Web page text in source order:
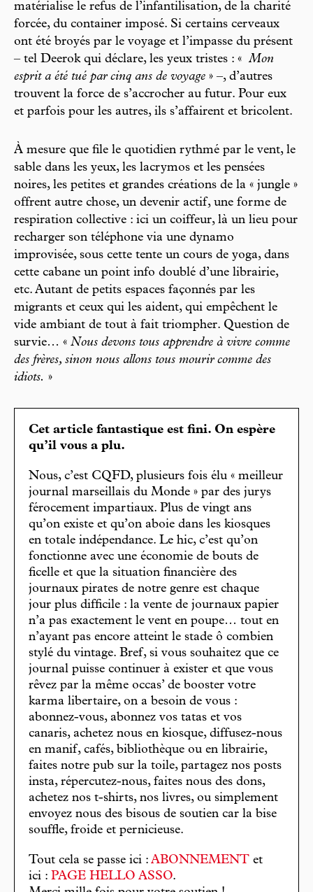
matérialise le refus de l’infantilisation, de la charité
forcée, du container imposé. Si certains cerveaux
ont été broyés par le voyage et l’impasse du présent
– tel Deerok qui déclare, les yeux tristes : « Mon
esprit a été tué par cinq ans de voyage » –, d’autres
trouvent la force de s’accrocher au futur. Pour eux
et parfois pour les autres, ils s’affairent et bricolent.
À mesure que file le quotidien rythmé par le vent, le
sable dans les yeux, les lacrymos et les pensées
noires, les petites et grandes créations de la « jungle »
offrent autre chose, un devenir actif, une forme de
respiration collective : ici un coiffeur, là un lieu pour
recharger son téléphone via une dynamo
improvisée, sous cette tente un cours de yoga, dans
cette cabane un point info doublé d’une librairie,
etc. Autant de petits espaces façonnés par les
migrants et ceux qui les aident, qui empêchent le
vide ambiant de tout à fait triompher. Question de
survie… « Nous devons tous apprendre à vivre comme
des frères, sinon nous allons tous mourir comme des
idiots. »
Cet article fantastique est fini. On espère
qu’il vous a plu.
Nous, c’est CQFD, plusieurs fois élu « meilleur
journal marseillais du Monde » par des jurys
férocement impartiaux. Plus de vingt ans
qu’on existe et qu’on aboie dans les kiosques
en totale indépendance. Le hic, c’est qu’on
fonctionne avec une économie de bouts de
ficelle et que la situation financière des
journaux pirates de notre genre est chaque
jour plus difficile : la vente de journaux papier
n’a pas exactement le vent en poupe… tout en
n’ayant pas encore atteint le stade ô combien
stylé du vintage. Bref, si vous souhaitez que ce
journal puisse continuer à exister et que vous
rêvez par la même occas’ de booster votre
karma libertaire, on a besoin de vous :
abonnez-vous, abonnez vos tatas et vos
canaris, achetez nous en kiosque, diffusez-nous
en manif, cafés, bibliothèque ou en librairie,
faites notre pub sur la toile, partagez nos posts
insta, répercutez-nous, faites nous des dons,
achetez nos t-shirts, nos livres, ou simplement
envoyez nous des bisous de soutien car la bise
souffle, froide et pernicieuse.
Tout cela se passe ici : ABONNEMENT et
ici : PAGE HELLO ASSO.